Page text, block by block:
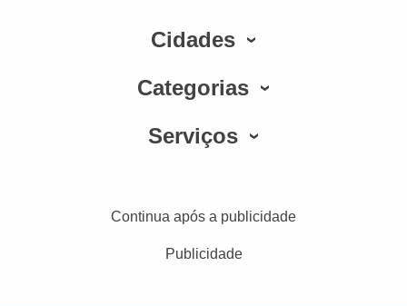
Cidades
Categorias
Serviços
Continua após a publicidade
Publicidade